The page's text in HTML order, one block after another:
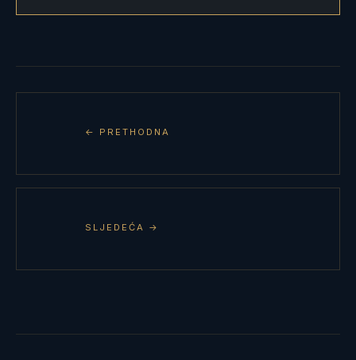
← PRETHODNA
SLJEDEĆA →